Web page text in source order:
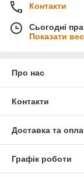
Контакти
Сьогодні
Показати
Про нас
Контакти
Доставка та
Графік роботи